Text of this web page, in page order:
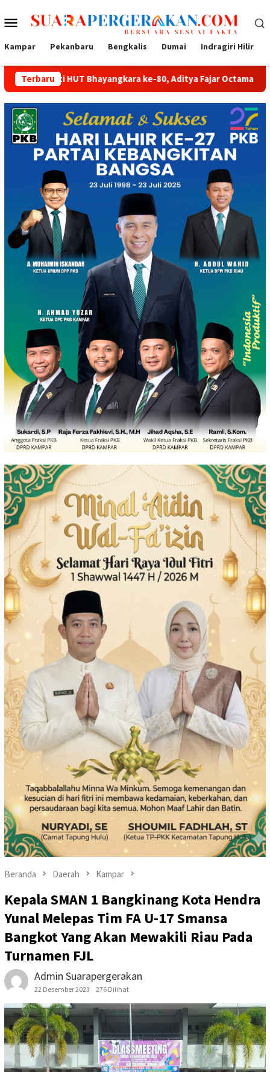
ke
Menu
Mobile
Kampar Pekanbaru Bengkalis Dumai Indragiri Hilir
Terbaru
Bhayangkara ke-80, Aditya Fajar Octama Apresiasi Dedikasi
Beranda Daerah Kampar
Kepala SMAN 1 Bangkinang Kota Hendra
Yunal Melepas Tim FA U-17 Smansa
Bangkot Yang Akan Mewakili Riau Pada
Turnamen FJL
Admin Suarapergerakan
22 Desember 2023 276 Dilihat